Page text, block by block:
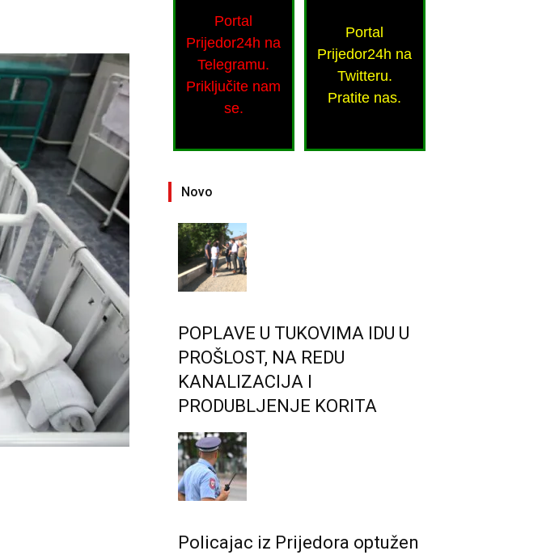
Portal
Prijedor24h na
Telegramu.
Priključite nam
se.
Portal
Prijedor24h na
Twitteru.
Pratite nas.
Novo
POPLAVE U TUKOVIMA IDU U
PROŠLOST, NA REDU
KANALIZACIJA I
PRODUBLJENJE KORITA
Policajac iz Prijedora optužen